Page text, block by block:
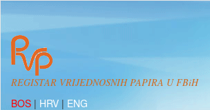
REGISTAR VRIJEDNOSNIH PAPIRA U FBiH
BOS | HRV | ENG